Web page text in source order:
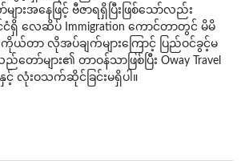
ားအနေဖြင့် ဗီဇာရရှိပြီးဖြစ်သော်လည်း
ရှိ လေဆိပ် Immigration ကောင်တာတွင် မိမိ
တာ လိုအပ်ချက်များကြောင့် ပြည်ဝင်ခွင့်မ
ော်များ၏ တာဝန်သာဖြစ်ပြီး Oway Travel
င့် လုံးဝသက်ဆိုင်ခြင်းမရှိပါ။